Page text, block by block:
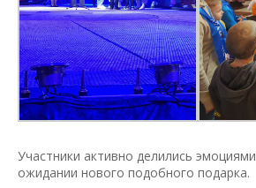
Участники активно делились
ожидании нового подобного подарка.